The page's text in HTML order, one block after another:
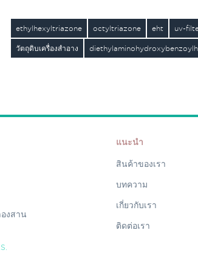
ethylhexyltriazone octyltriazone eht uv-
วัตถุดิบเครื่องสำอาง
งสาน
แนะนำ
สินค้าของเรา
บทความ
เกี่ยวกับเรา
ติดต่อเรา